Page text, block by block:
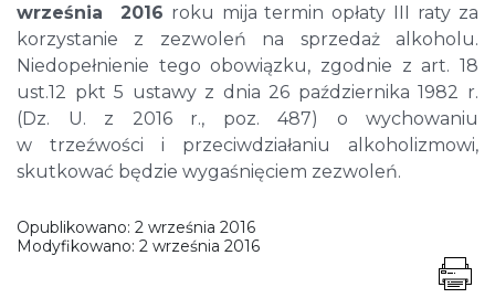
września 2016 roku mija termin opłaty III raty za
korzystanie z zezwoleń na sprzedaż alkoholu.
Niedopełnienie tego obowiązku, zgodnie z art. 18
ust.12 pkt 5 ustawy z dnia 26 października 1982 r.
(Dz. U. z 2016 r., poz. 487) o wychowaniu
w trzeźwości i przeciwdziałaniu alkoholizmowi,
skutkować będzie wygaśnięciem zezwoleń.
Opublikowano: 2 września 2016
Modyfikowano: 2 września 2016